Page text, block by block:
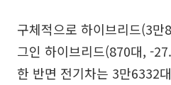
구체적으로 하이브리드(3
그인 하이브리드(870대, -
한 반면 전기차는 3만6332